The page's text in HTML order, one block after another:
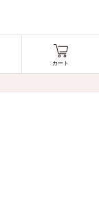
カート